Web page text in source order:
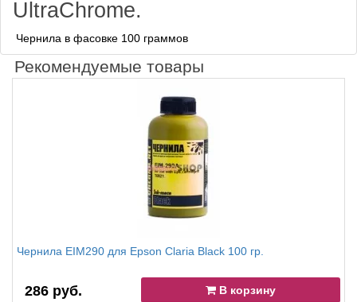
UltraChrome.
Чернила в фасовке 100 граммов
Рекомендуемые товары
Чернила EIM290 для Epson Claria Black 100 гр.
286 руб. В корзину